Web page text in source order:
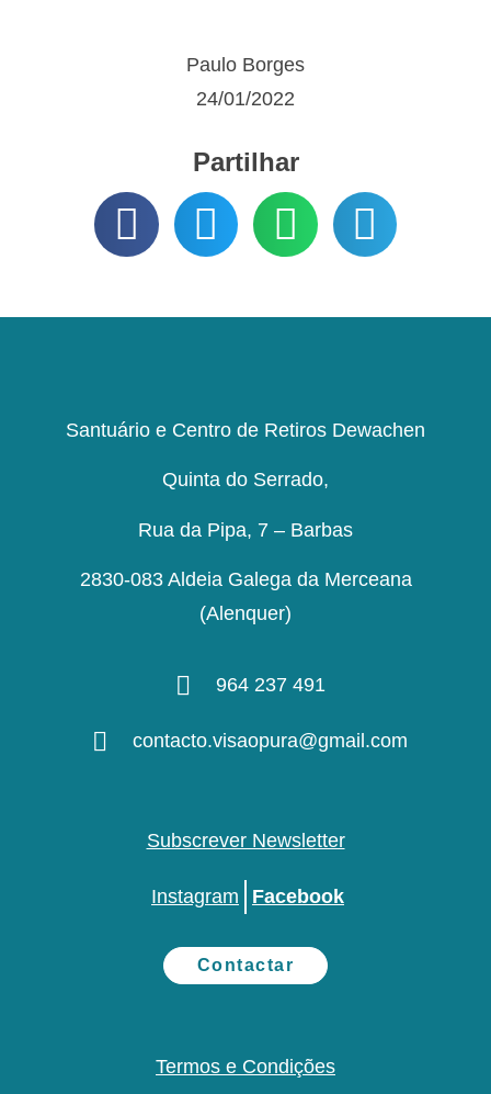
Paulo Borges
24/01/2022
Partilhar
Santuário e Centro de Retiros Dewachen
Quinta do Serrado,
Rua da Pipa, 7 – Barbas
2830-083 Aldeia Galega da Merceana
(Alenquer)
964 237 491
contacto.visaopura@gmail.com
Subscrever Newsletter
Instagram Facebook
Contactar
Termos e Condições